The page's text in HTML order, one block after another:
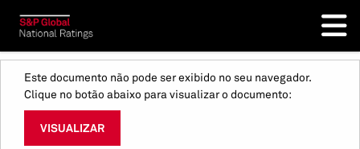
Este documento não pode ser exibido no seu navegador.
Clique no botão abaixo para visualizar o documento:
VISUALIZAR